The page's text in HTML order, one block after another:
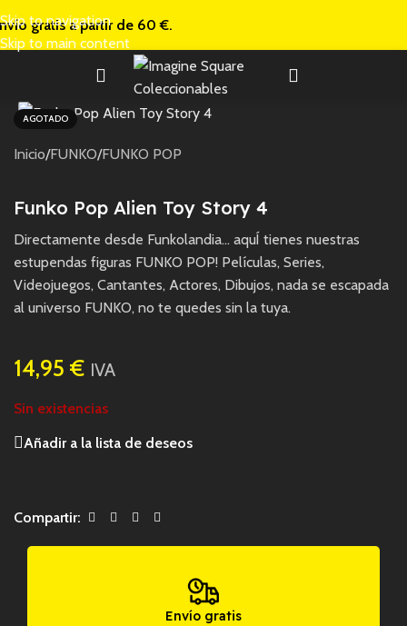
Skip to navigation
Skip to main content
gratis apartir de 60 €.
AGOTADO
Inicio/FUNKO/FUNKO POP
Funko Pop Alien Toy Story 4
Directamente desde Funkolandia… aquÍ tienes nuestras
estupendas figuras FUNKO POP! Películas, Series,
Videojuegos, Cantantes, Actores, Dibujos, nada se escapada
al universo FUNKO, no te quedes sin la tuya.
14,95 € IVA
Sin existencias
Añadir a la lista de deseos
Compartir:
Envío gratis